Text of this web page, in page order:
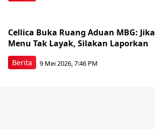
Berita
Cellica Buka Ruang Aduan MBG: Jika
Menu Tak Layak, Silakan Laporkan
9 Mei 2026, 7:46 PM